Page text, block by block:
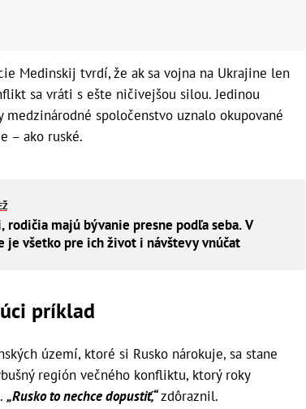
Medinskij tvrdí, že ak sa vojna na Ukrajine len
sa vráti s ešte ničivejšou silou. Jedinou
spoločenstvo uznalo okupované
– ako ruské.
rodičia majú bývanie presne podľa seba. V
je všetko pre ich život i návštevy vnúčat
príklad
území, ktoré si Rusko nárokuje, sa stane
región večného konfliktu, ktorý roky
„Rusko to nechce dopustiť,“zdôraznil.